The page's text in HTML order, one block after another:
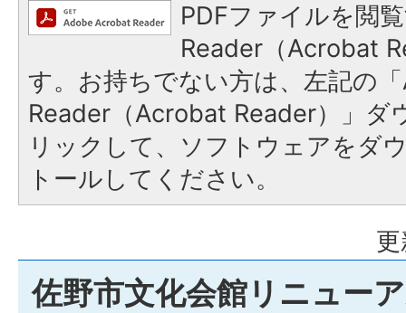
PDFファイルを閲
Reader（Acrobat
す。お持ちでない方は、左記の
Reader（Acrobat Reader）」ダ
リックして、ソフトウェアをダ
トールしてください。
佐野市文化会館リニュー